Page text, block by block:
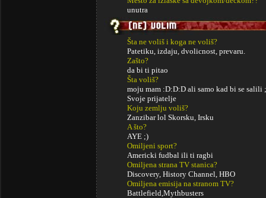
unutra
Šta ne voliš i koga ne voliš?
Patetiku, izdaju, dvolicnost, prevaru.
Zašto?
da bi ti pitao
Šta voliš?
moju mam :D:D:D ali samo kad bi se salili
Svoje prijatelje
Koju zemlju voliš?
Zanzibar lol Skorsku, Irsku
A što?
AYE ;)
Omiljeni sport?
Americki fudbal ili ti ragbi
Omiljena strana TV stanica?
Discovery, History Channel, HBO
Omiljena emisija na stranom TV?
Battlefield,Mythbusters